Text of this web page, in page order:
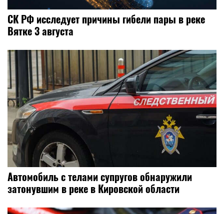
СК РФ исследует причины гибели пары в реке
Вятке 3 августа
Автомобиль с телами супругов обнаружили
затонувшим в реке в Кировской области